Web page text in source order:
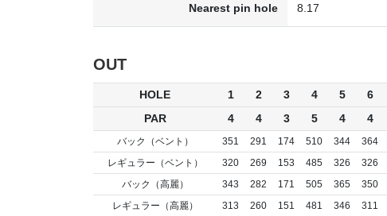
Nearest pin hole 8.17
OUT
HOLE 1 2 3 4 5 6
PAR
4 4 3 5 4 4
バック（ベント） 351 291 174 510 344 364
レギュラー（ベント）
320 269 153 485 326 326
バック（高麗）
343 282 171 505 365 350
レギュラー（高麗）
313 260 151 481 346 311